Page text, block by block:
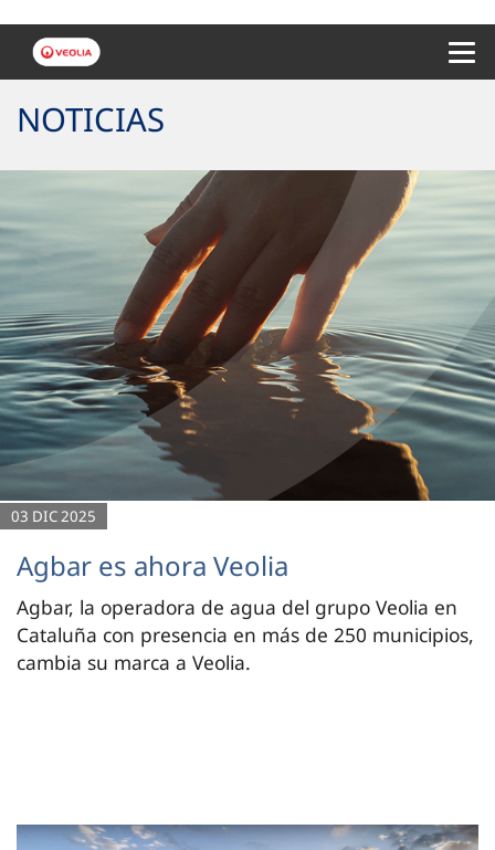
NOTICIAS
03 DIC 2025
Agbar es ahora Veolia
Agbar, la operadora de agua del grupo Veolia en
Cataluña con presencia en más de 250 municipios,
cambia su marca a Veolia.